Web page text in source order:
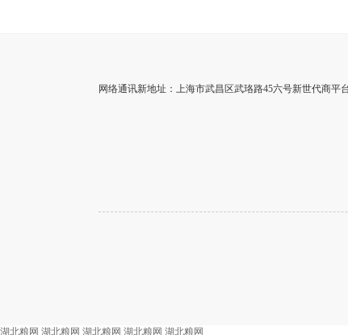
网络通讯新地址：上海市武昌区武珞路45六号新世代商平
湖北粮网 湖北粮网 湖北粮网 湖北粮网 湖北粮网